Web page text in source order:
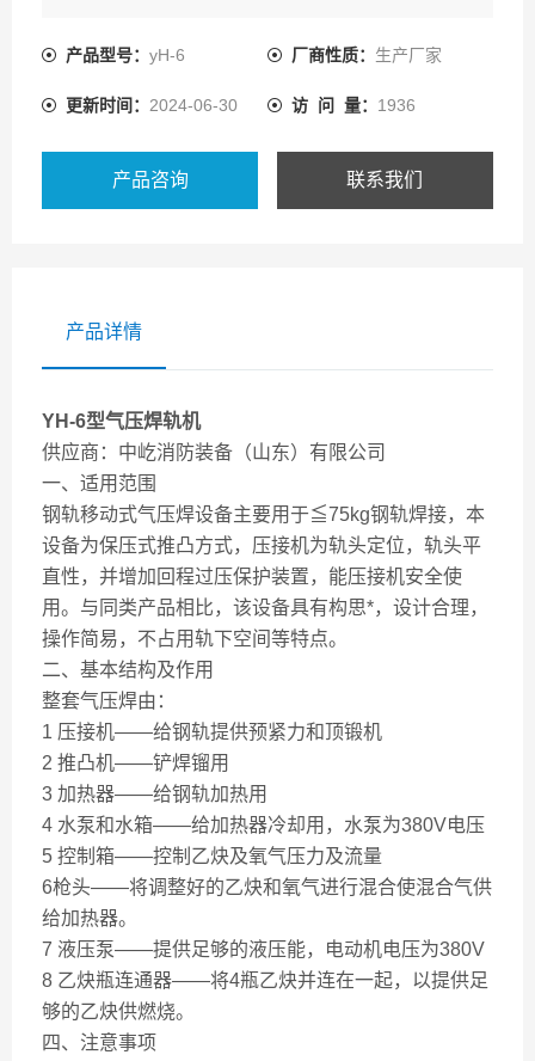
增加回程过压保护装置，能压接机安全使用。与同类产品
轨下空间等特点。
整套气压焊由：
产品型号： yH-6 厂商性质： 生产厂家
更新时间： 2024-06-30 访 问 量： 1936
产品咨询 联系我们
产品详情
YH-6型气压焊轨机
供应商：中屹消防装备（山东）有限公司
一、适用范围
钢轨移动式气压焊设备主要用于≦75kg钢轨焊接，本
设备为保压式推凸方式，压接机为轨头定位，轨头平
直性，并增加回程过压保护装置，能压接机安全使
用。与同类产品相比，该设备具有构思*，设计合理，
操作简易，不占用轨下空间等特点。
二、基本结构及作用
整套气压焊由：
1 压接机——给钢轨提供预紧力和顶锻机
2 推凸机——铲焊镏用
3 加热器——给钢轨加热用
4 水泵和水箱——给加热器冷却用，水泵为380V电压
5 控制箱——控制乙炔及氧气压力及流量
6枪头——将调整好的乙炔和氧气进行混合使混合气供
给加热器。
7 液压泵——提供足够的液压能，电动机电压为380V
8 乙炔瓶连通器——将4瓶乙炔并连在一起，以提供足
够的乙炔供燃烧。
四、注意事项